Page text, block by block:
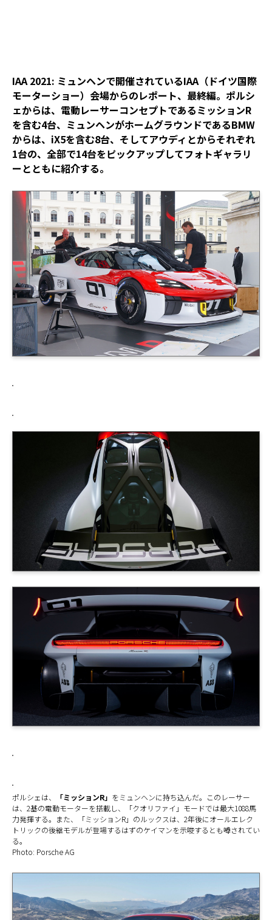
IAA 2021: ミュンヘンで開催されているIAA（ドイツ国際
モーターショー）会場からのレポート、最終編。ポルシ
ェからは、電動レーサーコンセプトであるミッションR
を含む4台、ミュンヘンがホームグラウンドであるBMW
からは、iX5を含む8台、そしてアウディとからそれぞれ
1台の、全部で14台をピックアップしてフォトギャラリ
ーとともに紹介する。
ポルシェは、 「ミッションR」 をミュンヘンに持ち込んだ。このレーサー
は、2基の電動モーターを搭載し、「クオリファイ」モードでは最大1088馬
力発揮する。また、「ミッションR」のルックスは、2年後にオールエレク
トリックの後継モデルが登場するはずのケイマンを示唆するとも噂されてい
る。
Photo: Porsche AG